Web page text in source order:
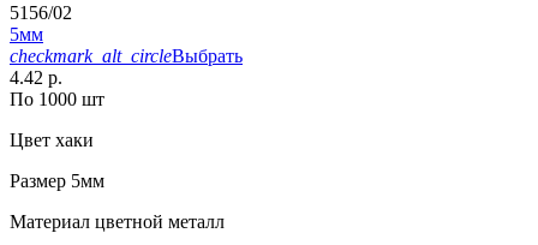
5156/02
5мм
checkmark_alt_circleВыбрать
4.42 р.
По 1000 шт
Цвет хаки
Размер 5мм
Материал цветной металл